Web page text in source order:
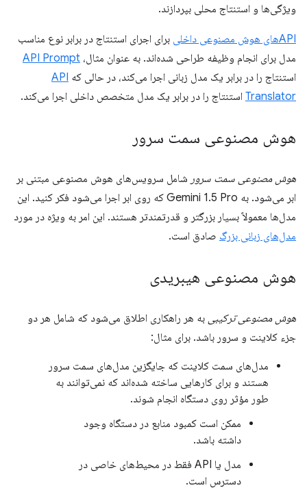
ویژگی‌ها و استنتاج محلی بپردازند.
APIهای هوش مصنوعی داخلی
برای اجرای استنتاج در برابر نوع مناسب
مدل برای انجام وظیفه طراحی شده‌اند. به عنوان مثال، API Prompt
استنتاج را در برابر یک مدل زبانی اجرا می‌کند، در حالی که API
Translator استنتاج را در برابر یک مدل متخصص داخلی اجرا می‌کند.
هوش مصنوعی سمت سرور
هوش مصنوعی سمت سرور شامل سرویس‌های هوش مصنوعی مبتنی بر
ابر می‌شود. به Gemini 1.5 Pro که روی ابر اجرا می‌شود فکر کنید. این
مدل‌ها معمولاً بسیار بزرگتر و قدرتمندتر هستند. این امر به ویژه در مورد
مدل‌های زبانی بزرگ صادق است.
هوش مصنوعی هیبریدی
هوش مصنوعی ترکیبی به هر راهکاری اطلاق می‌شود که شامل هر دو
جزء کلاینت و سرور باشد. برای مثال:
مدل‌های سمت کلاینت که جایگزین مدل‌های سمت سرور
هستند و برای کارهایی ساخته شده‌اند که نمی‌توانند به
طور مؤثر روی دستگاه انجام شوند.
ممکن است کمبود منابع در دستگاه وجود
داشته باشد.
مدل یا API فقط در محیط‌های خاصی در
دسترس است.